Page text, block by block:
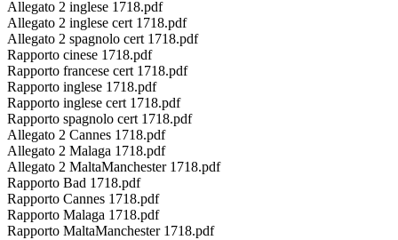
Allegato 2 inglese 1718.pdf
Allegato 2 inglese cert 1718.pdf
Allegato 2 spagnolo cert 1718.pdf
Rapporto cinese 1718.pdf
Rapporto francese cert 1718.pdf
Rapporto inglese 1718.pdf
Rapporto inglese cert 1718.pdf
Rapporto spagnolo cert 1718.pdf
Allegato 2 Cannes 1718.pdf
Allegato 2 Malaga 1718.pdf
Allegato 2 MaltaManchester 1718.pdf
Rapporto Bad 1718.pdf
Rapporto Cannes 1718.pdf
Rapporto Malaga 1718.pdf
Rapporto MaltaManchester 1718.pdf